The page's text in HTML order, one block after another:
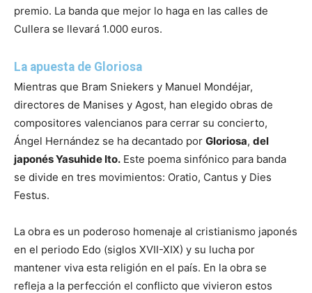
premio. La banda que mejor lo haga en las calles de
Cullera se llevará 1.000 euros.
La apuesta de Gloriosa
Mientras que Bram Sniekers y Manuel Mondéjar,
directores de Manises y Agost, han elegido obras de
compositores valencianos para cerrar su concierto,
Ángel Hernández se ha decantado por Gloriosa, del
japonés Yasuhide Ito. Este poema sinfónico para banda
se divide en tres movimientos: Oratio, Cantus y Dies
Festus.
La obra es un poderoso homenaje al cristianismo japonés
en el periodo Edo (siglos XVII-XIX) y su lucha por
mantener viva esta religión en el país. En la obra se
refleja a la perfección el conflicto que vivieron estos